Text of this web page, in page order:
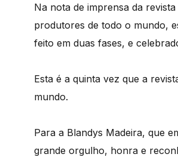
Na nota de imprensa da
produtores de todo o mundo,
feito em duas fases, e
Esta é a quinta vez que a
mundo.
Para a Blandys Madeira, que
grande orgulho, honra e